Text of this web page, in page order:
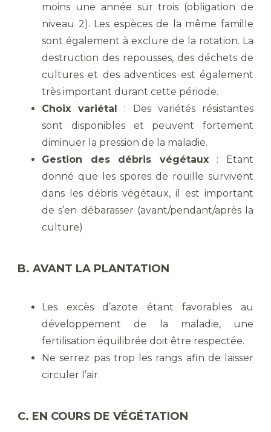
moins une année sur trois (obligation de
niveau 2). Les espèces de la même famille
sont également à exclure de la rotation. La
destruction des repousses, des déchets de
cultures et des adventices est également
très important durant cette période.
Choix variétal : Des variétés résistantes
sont disponibles et peuvent fortement
diminuer la pression de la maladie.
Gestion des débris végétaux : Etant
donné que les spores de rouille survivent
dans les débris végétaux, il est important
de s’en débarasser (avant/pendant/après la
culture)
B. AVANT LA PLANTATION
Les excès d’azote étant favorables au
développement de la maladie, une
fertilisation équilibrée doit être respectée.
Ne serrez pas trop les rangs afin de laisser
circuler l’air.
C. EN COURS DE VÉGÉTATION